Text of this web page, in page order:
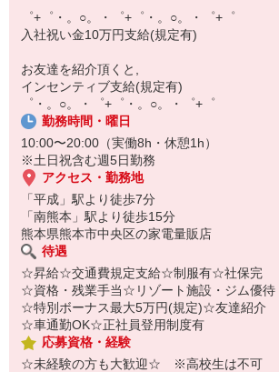
▼人気案件も多数♪
短期・期間限定・オープニング・官公庁案件
上場/優良/大手企業など
【スマホ面接実施中】
￣￣￣￣￣￣￣￣￣
自宅に居ながらスマホでカンタン面接OK！
オンライン面談なのでスピード対応。
゜+゜・。○。・゜+゜・。○。・゜+゜
入社祝い金10万円支給(規定有)
お友達を紹介頂くと,
インセンティブ支給(規定有)
゜・。○。・゜+゜・。○。・゜+゜
勤務時間・曜日
10:00〜20:00（実働8h・休憩1h）
※土日祝含む週5日勤務
アクセス・勤務地
「平成」駅より徒歩7分
「南熊本」駅より徒歩15分
熊本県熊本市中央区の家電量販店
待遇
☆昇給☆交通費規定支給☆制服有☆社保完
☆資格・残業手当☆リゾート施設・ジム優待
☆特別ボーナス最大5万円(規定)☆友達紹介
☆車通勤OK☆正社員登用制度有
応募資格・経験
☆未経験の方も大歓迎☆ ※高校生は不可